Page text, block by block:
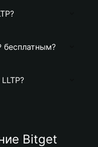
бесплатным?
Bitget